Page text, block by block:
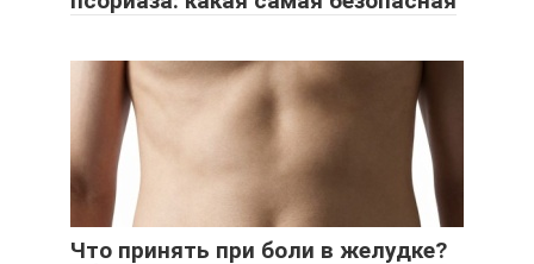
Что принять при боли в желудке?